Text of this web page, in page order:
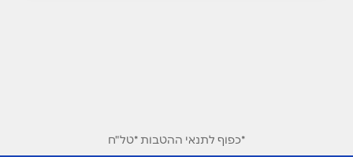
*כפוף לתנאי ההטבות *טל"ח